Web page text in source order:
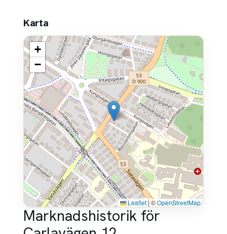
Karta
+
−
Leaflet| ©OpenStreetMap
Marknadshistorik för